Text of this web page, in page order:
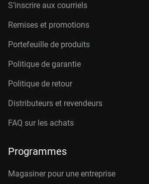
S’inscrire aux courriels
Remises et promotions
Portefeuille de produits
Politique de garantie
Politique de retour
Distributeurs et revendeurs
FAQ sur les achats
Programmes
Magasiner pour une entreprise